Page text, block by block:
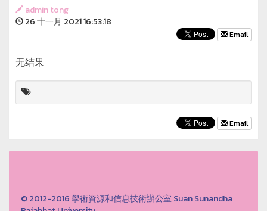
admin tong
26 十一月 2021 16:53:18
Email
无结果
Email
© 2012-2016 學術資源和信息技術辦公室 Suan Sunandha